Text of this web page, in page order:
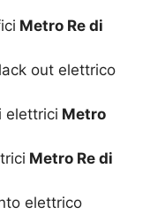
Metro Re di
out elettrico
elettrici Metro
Metro Re di
elettrico